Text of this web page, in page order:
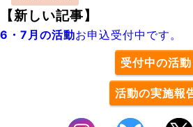
【新しい記事】
6・7月の活動お申込受付中です。
受付中の活動
活動の実施報